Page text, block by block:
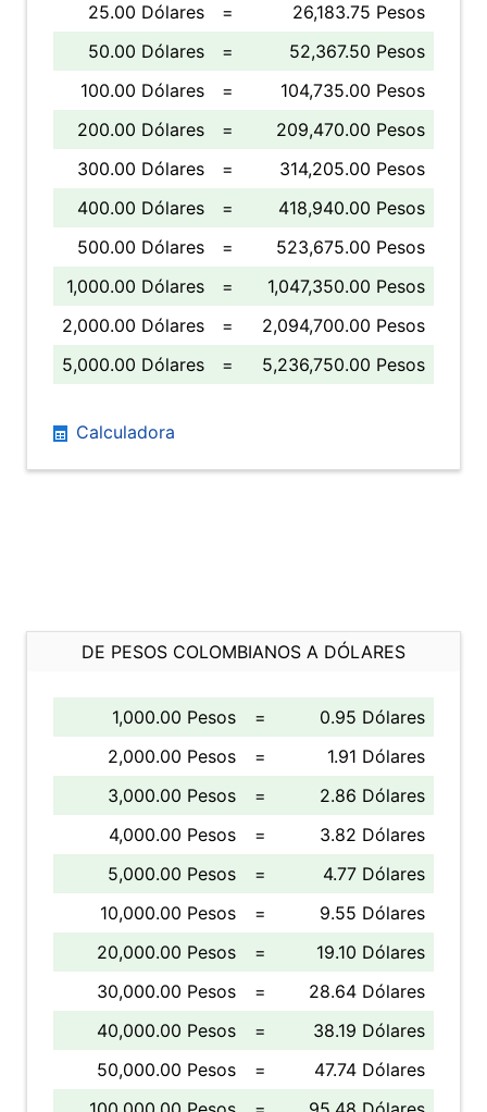
25.00 Dólares
=
26,183.75 Pesos
50.00 Dólares
=
52,367.50 Pesos
100.00 Dólares
=
104,735.00 Pesos
200.00 Dólares
=
209,470.00 Pesos
300.00 Dólares
=
314,205.00 Pesos
400.00 Dólares
=
418,940.00 Pesos
500.00 Dólares
=
523,675.00 Pesos
1,000.00 Dólares
=
1,047,350.00 Pesos
2,000.00 Dólares
=
2,094,700.00 Pesos
5,000.00 Dólares
= 5,236,750.00 Pesos
Calculadora
DE PESOS COLOMBIANOS A DÓLARES
1,000.00 Pesos =
0.95 Dólares
2,000.00 Pesos
=
1.91 Dólares
3,000.00 Pesos
=
2.86 Dólares
4,000.00 Pesos
=
3.82 Dólares
5,000.00 Pesos
=
4.77 Dólares
10,000.00 Pesos
=
9.55 Dólares
20,000.00 Pesos
=
19.10 Dólares
30,000.00 Pesos
=
28.64 Dólares
40,000.00 Pesos
=
38.19 Dólares
50,000.00 Pesos
=
47.74 Dólares